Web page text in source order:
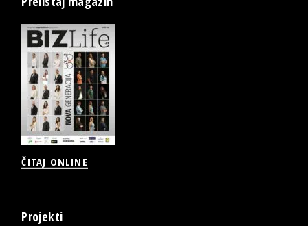
ČITAJ ONLINE
Projekti